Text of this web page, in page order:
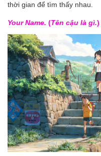
thời gian để tìm thấy nhau.
Your Name. (Tên cậu là gì.)